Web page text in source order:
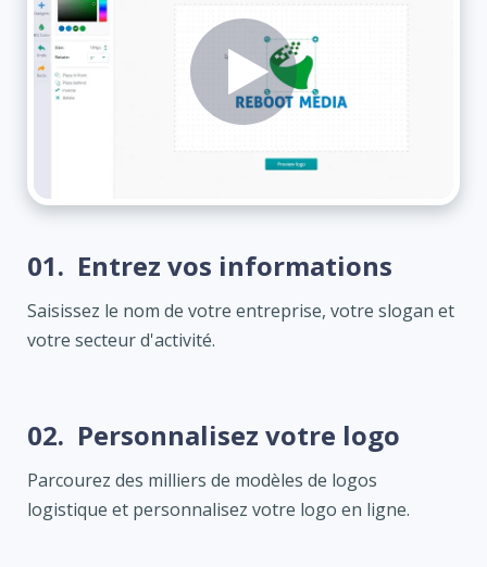
01. Entrez vos informations
Saisissez le nom de votre entreprise, votre slogan et
votre secteur d'activité.
02. Personnalisez votre logo
Parcourez des milliers de modèles de logos
logistique et personnalisez votre logo en ligne.